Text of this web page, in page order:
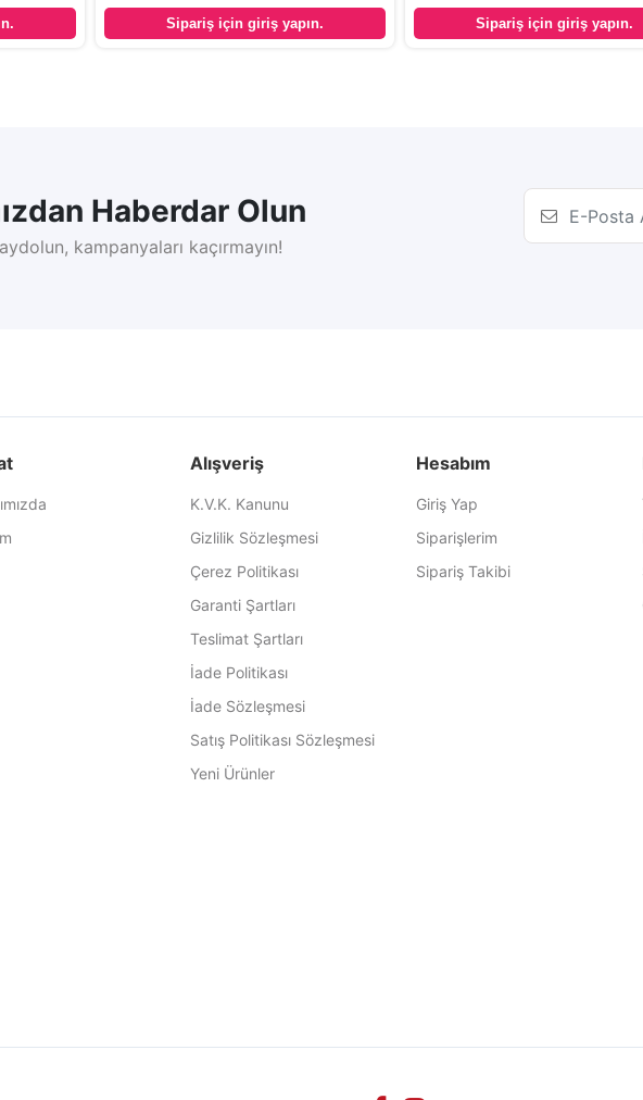
Sipariş için giriş yapın. Sipariş için giriş yapın.
Haberdar Olun
kampanyaları kaçırmayın!
Alışveriş
K.V.K. Kanunu
Gizlilik Sözleşmesi
Çerez Politikası
Garanti Şartları
Teslimat Şartları
İade Politikası
İade Sözleşmesi
Satış Politikası Sözleşmesi
Yeni Ürünler
Hesabım
Giriş Yap
Siparişlerim
Sipariş Takibi